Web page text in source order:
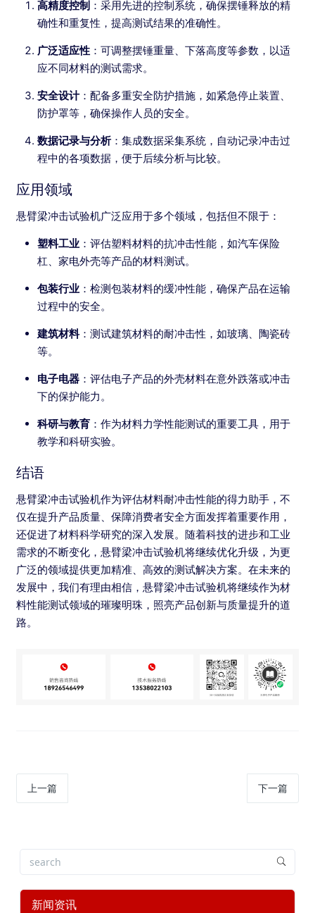
高精度控制 ：采用先进的控制系统，确保摆锤释放的精
确性和重复性，提高测试结果的准确性。
广泛适应性 ：可调整摆锤重量、下落高度等参数，以适
应不同材料的测试需求。
安全设计：配备多重安全防护措施，如紧急停止装置、
防护罩等，确保操作人员的安全。
数据记录与分析：集成数据采集系统，自动记录冲击过
程中的各项数据，便于后续分析与比较。
应用领域
悬臂梁冲击试验机广泛应用于多个领域，包括但不限于：
塑料工业 ：评估塑料材料的抗冲击性能，如汽车保险
杠、家电外壳等产品的材料测试。
包装行业 ：检测包装材料的缓冲性能，确保产品在运输
过程中的安全。
建筑材料：测试建筑材料的耐冲击性，如玻璃、陶瓷砖
等。
电子电器 ：评估电子产品的外壳材料在意外跌落或冲击
下的保护能力。
科研与教育 ：作为材料力学性能测试的重要工具，用于
教学和科研实验。
结语
悬臂梁冲击试验机作为评估材料耐冲击性能的得力助手，不
仅在提升产品质量、保障消费者安全方面发挥着重要作用，
还促进了材料科学研究的深入发展。随着科技的进步和工业
需求的不断变化，悬臂梁冲击试验机将继续优化升级，为更
广泛的领域提供更加精准、高效的测试解决方案。在未来的
发展中，我们有理由相信，悬臂梁冲击试验机将继续作为材
料性能测试领域的璀璨明珠，照亮产品创新与质量提升的道
路。
上一篇 下一篇
新闻资讯